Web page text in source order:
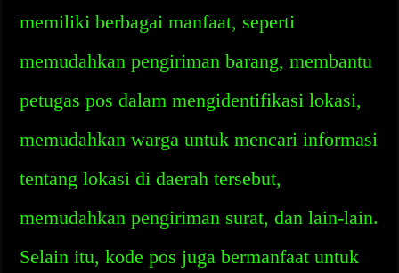
memiliki berbagai manfaat, seperti
memudahkan pengiriman barang, membantu
petugas pos dalam mengidentifikasi lokasi,
memudahkan warga untuk mencari informasi
tentang lokasi di daerah tersebut,
memudahkan pengiriman surat, dan lain-lain.
Selain itu, kode pos juga bermanfaat untuk